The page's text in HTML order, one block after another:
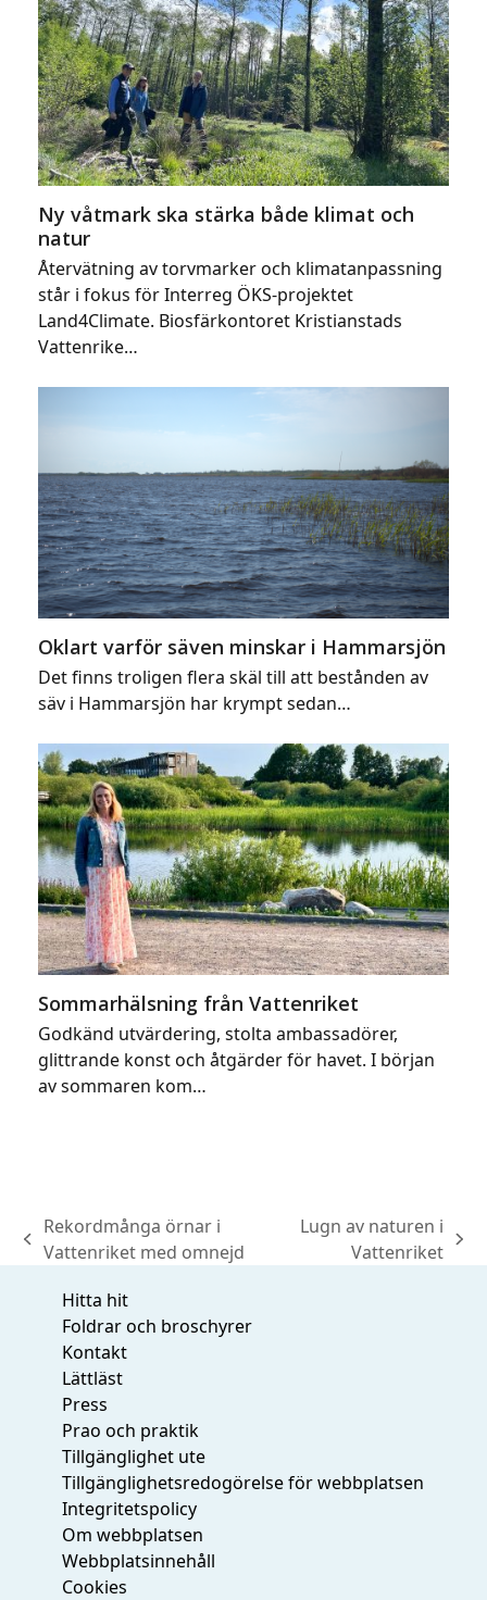
Ny våtmark ska stärka både klimat och
natur
Återvätning av torvmarker och klimatanpassning
står i fokus för Interreg ÖKS-projektet
Land4Climate. Biosfärkontoret Kristianstads
Vattenrike…
Oklart varför säven minskar i Hammarsjön
Det finns troligen flera skäl till att bestånden av
säv i Hammarsjön har krympt sedan…
Sommarhälsning från Vattenriket
Godkänd utvärdering, stolta ambassadörer,
glittrande konst och åtgärder för havet. I början
av sommaren kom…
previous
Rekordmånga örnar i
Vattenriket med omnejd
Lugn av naturen i
Vattenriket
Hitta hit
Foldrar och broschyrer
Kontakt
Lättläst
Press
Prao och praktik
Tillgänglighet ute
Tillgänglighetsredogörelse för webbplatsen
Integritetspolicy
Om webbplatsen
Webbplatsinnehåll
Cookies